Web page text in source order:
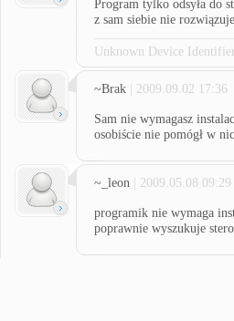
Program tylko odsyła do
z sam siebie nie
Unknown Device
~Brak | 2009.09.02 17:36
Sam nie wymagasz
osobiście nie pomógł w
~_leon | 2009.05.08 09:29
programik nie wymaga
poprawnie wyszukuje